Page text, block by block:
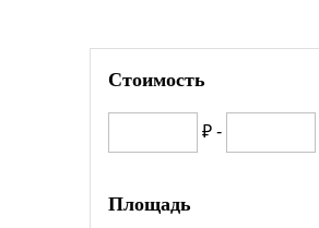
Стоимость
₽ -
Площадь